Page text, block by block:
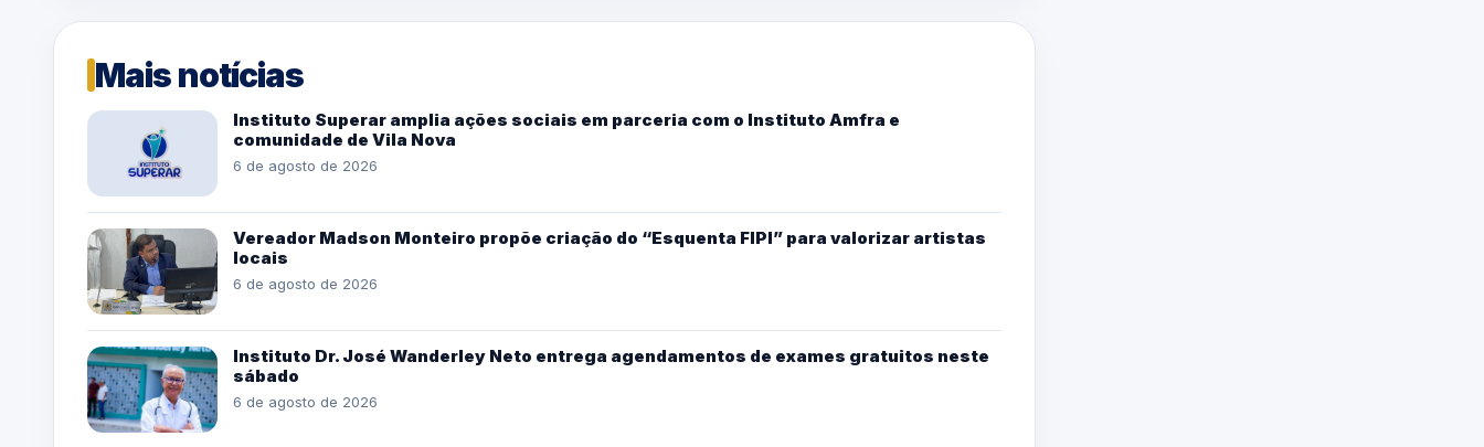
Mais notícias
Instituto Superar amplia ações sociais em parceria com o Instituto Amfra e
comunidade de Vila Nova
6 de agosto de 2026
Vereador Madson Monteiro propõe criação do “Esquenta FIPI” para valorizar artistas
locais
6 de agosto de 2026
Instituto Dr. José Wanderley Neto entrega agendamentos de exames gratuitos neste
sábado
6 de agosto de 2026